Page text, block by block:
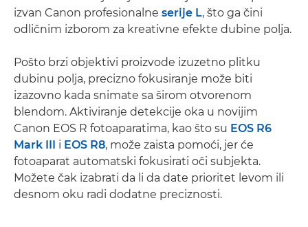
izvan Canon profesionalne serije L, što ga čini
odličnim izborom za kreativne efekte dubine polja.
Pošto brzi objektivi proizvode izuzetno plitku
dubinu polja, precizno fokusiranje može biti
izazovno kada snimate sa širom otvorenom
blendom. Aktiviranje detekcije oka u novijim
Canon EOS R fotoaparatima, kao što su EOS R6
Mark III i EOS R8, može zaista pomoći, jer će
fotoaparat automatski fokusirati oči subjekta.
Možete čak izabrati da li da date prioritet levom ili
desnom oku radi dodatne preciznosti.